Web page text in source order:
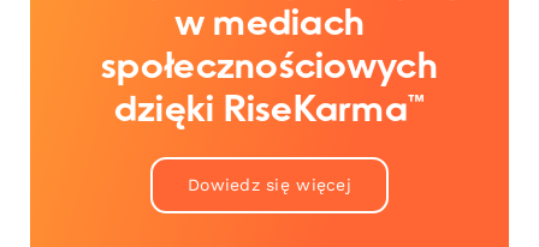
w mediach
społecznościowych
dzięki RiseKarma™
Dowiedz się więcej